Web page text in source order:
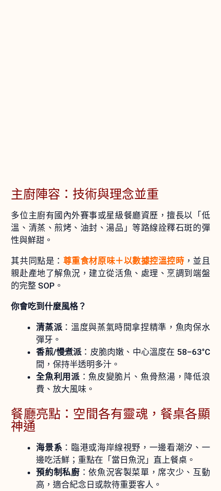
主廚陣容：技術與理念並重
多位主廚有國內外賽事或星級餐廳資歷，擅長以「低
溫、清蒸、煎烤、油封、湯品」等路線詮釋石斑的彈
性與鮮甜。
其共同點是： 尊重食材原味＋以數據控溫控時 ，並且
親赴產地了解魚況，建立從活魚、處理、烹調到端盤
的完整 SOP。
你會吃到什麼風格？
清蒸派 ：溫度與蒸氣時間拿捏精準，魚肉保水
彈牙。
香煎/慢煮派 ：皮脆肉嫩、中心溫度在 58–63°C
間，保持半透明多汁。
全魚利用派 ：魚皮變脆片、魚骨熬湯，降低浪
費、放大風味。
餐廳亮點：空間各有靈魂，餐桌各顯
神通
海景系 ：臨港或海岸線視野，一邊看潮汐、一
邊吃活鮮；重點在「當日魚況」直上餐桌。
預約制私廚 ：依魚況客製菜單，席次少、互動
高，適合紀念日或款待重要客人。